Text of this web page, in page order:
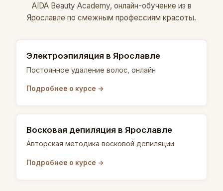
AIDA Beauty Academy, онлайн-обучение из в
Ярославле по смежным профессиям красоты.
Электроэпиляция в Ярославле
Постоянное удаление волос, онлайн
Подробнее о курсе →
Восковая депиляция в Ярославле
Авторская методика восковой депиляции
Подробнее о курсе →